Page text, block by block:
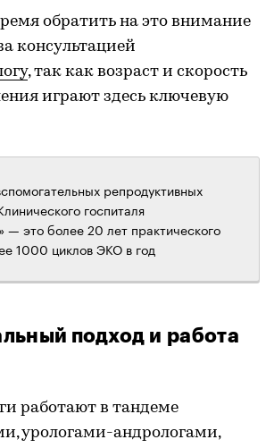
обратить на это внимание
консультацией
, так как возраст и скорость
играют здесь ключевую
репродуктивных
госпиталя
это более 20 лет практического
1000 циклов ЭКО в год
подход и работа
работают в тандеме
урологами-андрологами,